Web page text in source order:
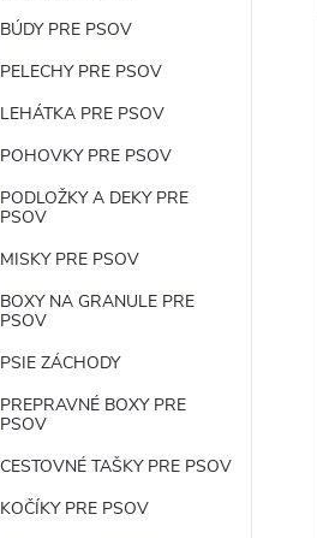
BÚDY PRE PSOV
PELECHY PRE PSOV
LEHÁTKA PRE PSOV
POHOVKY PRE PSOV
PODLOŽKY A DEKY PRE
PSOV
MISKY PRE PSOV
BOXY NA GRANULE PRE
PSOV
PSIE ZÁCHODY
PREPRAVNÉ BOXY PRE
PSOV
CESTOVNÉ TAŠKY PRE PSOV
KOČÍKY PRE PSOV